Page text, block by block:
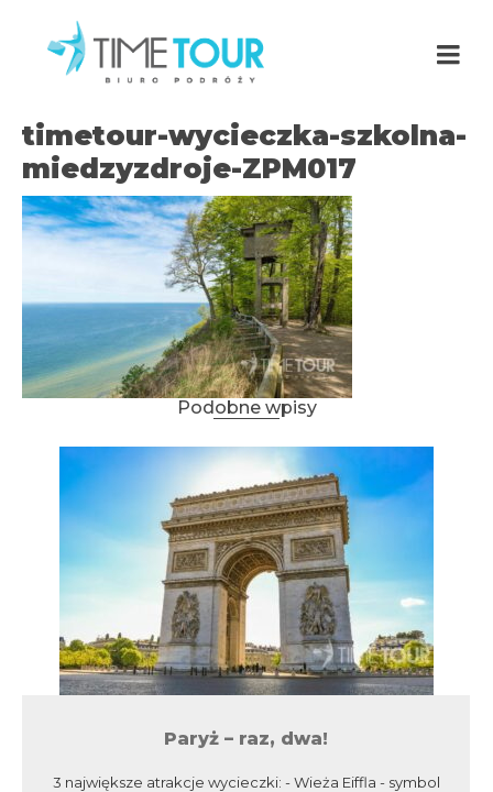
timetour-wycieczka-szkolna-
miedzyzdroje-ZPM017
Podobne wpisy
Paryż – raz, dwa!
3 największe atrakcje wycieczki: - Wieża Eiffla - symbol